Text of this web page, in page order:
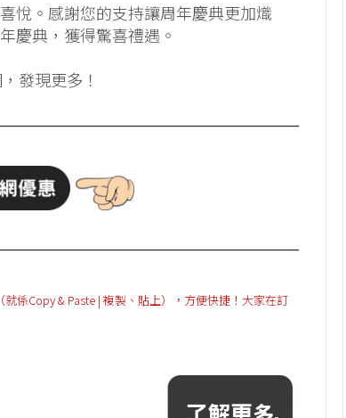
悅。感謝您的支持讓周年慶典更加熾
慶典，獲得驚喜禮遇。
發現更多！
係Copy & Paste | 複製、貼上），方便快捷！大家在訂